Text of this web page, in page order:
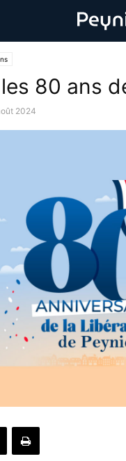
80 ans
2024